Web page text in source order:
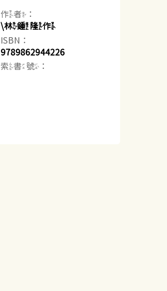
作者：
\林鍾隆作
ISBN：
9789862944226
索書號：